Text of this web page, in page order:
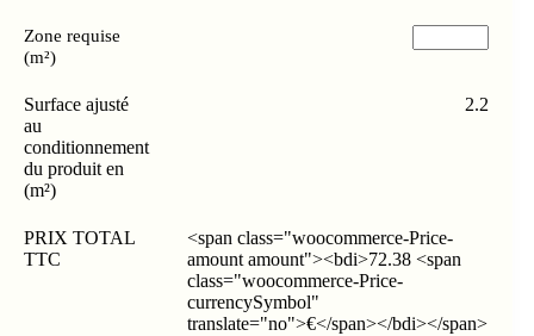
Zone requise
(m²)
Surface ajusté
au
conditionnement
du produit en
(m²)
2.2
PRIX TOTAL
TTC
<span class="woocommerce-Price-
amount amount"><bdi>72.38 <span
class="woocommerce-Price-
currencySymbol"
translate="no">€</span></bdi></span>